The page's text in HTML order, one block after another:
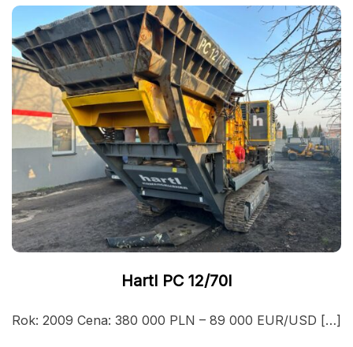
Hartl PC 12/70I
Rok: 2009 Cena: 380 000 PLN – 89 000 EUR/USD […]